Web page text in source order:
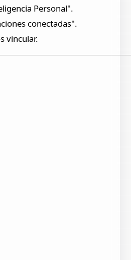
Personal".
conectadas".
vincular.